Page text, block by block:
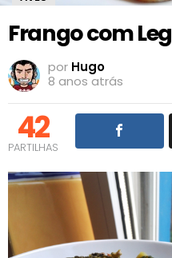
Frango com
por Hugo
8 anos atrás
42
PARTILHAS